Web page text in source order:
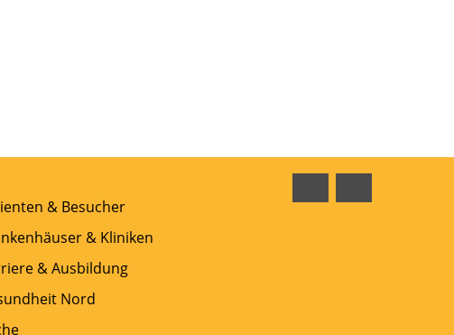
& Besucher
& Kliniken
& Ausbildung
Nord